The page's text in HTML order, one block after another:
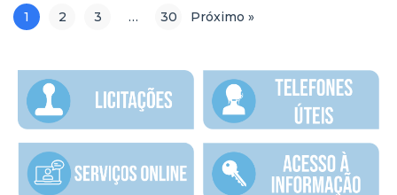
1 2 3 … 30 Próximo »